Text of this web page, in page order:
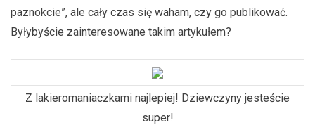
paznokcie”, ale cały czas się waham, czy go publikować.
Byłybyście zainteresowane takim artykułem?
Z lakieromaniaczkami najlepiej! Dziewczyny jesteście
super!